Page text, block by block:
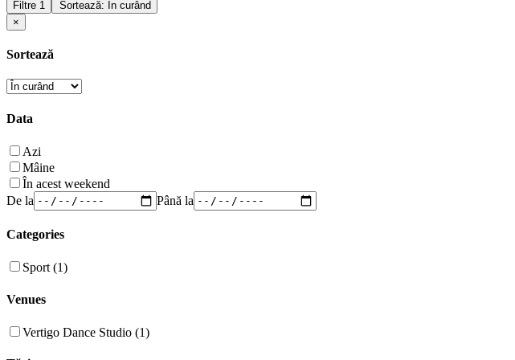
Filtre 1
Sortează: În curând
×
Sortează
Data
Azi
Mâine
În acest weekend
De la
Până la
Categories
Sport (1)
Venues
Vertigo Dance Studio (1)